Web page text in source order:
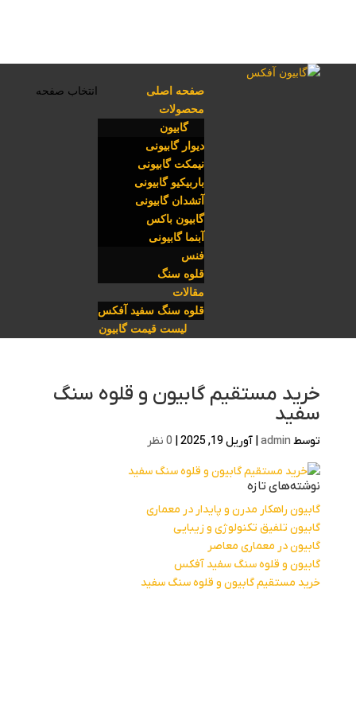
صفحه اصلی
محصولات
گابیون
دیوار گابیونی
نیمکت گابیونی
باربیکیو گابیونی
آتشدان گابیونی
گابیون باکس
آبنما گابیونی
فنس
قلوه سنگ
مقالات
قلوه سنگ سفید آفکس
لیست قیمت گابیون
انتخاب صفحه
خرید مستقیم گابیون و قلوه سنگ
سفید
توسط admin
| آوریل 19, 2025 | 0 نظر
نوشته‌های تازه
گابیون راهکار مدرن و پایدار در معماری
گابیون تلفیق تکنولوژی و زیبایی
گابیون در معماری معاصر
گابیون و قلوه سنگ سفید آفکس
خرید مستقیم گابیون و قلوه سنگ سفید